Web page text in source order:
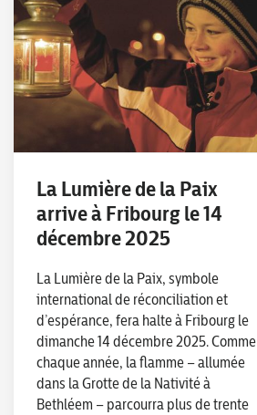
La Lumière de la Paix
arrive à Fribourg le 14
décembre 2025
La Lumière de la Paix, symbole
international de réconciliation et
d’espérance, fera halte à Fribourg le
dimanche 14 décembre 2025. Comme
chaque année, la flamme – allumée
dans la Grotte de la Nativité à
Bethléem – parcourra plus de trente